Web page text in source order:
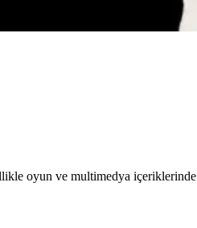
oyun ve multimedya içeriklerinde